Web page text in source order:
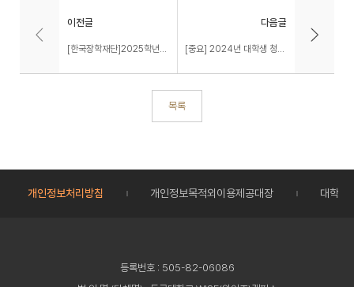
이전글
[한국장학재단]2025학년도 1학기 학자금대출 사전신청 일정 안내(11.21(목) 오전 9시~)
다음글
[중요] 2024년 대학생 청소년교육지원 장학금 신청 안내
목록
개인정보처리방침 개인정보목적외이용제공대장 대학정
등록번호 : 505-82-06086